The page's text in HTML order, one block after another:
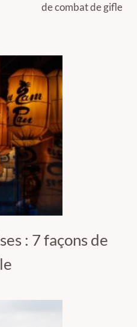
de combat de gifle
: 7 façons de